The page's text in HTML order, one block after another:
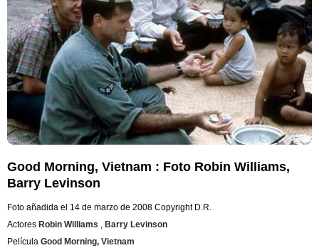
Good Morning, Vietnam : Foto Robin Williams,
Barry Levinson
Foto añadida el 14 de marzo de 2008 Copyright D.R.
Actores Robin Williams , Barry Levinson
Película Good Morning, Vietnam